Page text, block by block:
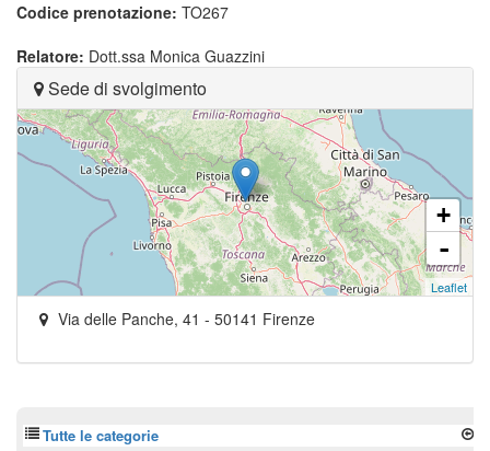
Codice prenotazione: TO267
Relatore: Dott.ssa Monica Guazzini
Sede di svolgimento
+
-
Leaflet
Via delle Panche, 41 - 50141 Firenze
Tutte le categorie